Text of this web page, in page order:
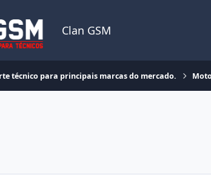
Clan GSM
técnico para principais marcas do mercado.